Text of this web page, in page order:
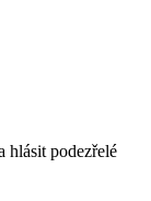
hlásit podezřelé